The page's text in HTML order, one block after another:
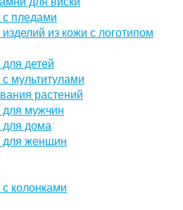
пледами
из кожи с логотипом
детей
мультитулами
растений
мужчин
дома
для женщин
колонками